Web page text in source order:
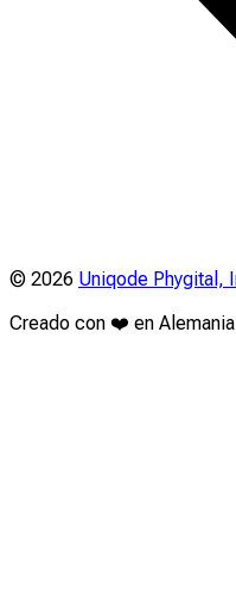
© 2026 Uniqode Phygital,
Creado con ❤️ en